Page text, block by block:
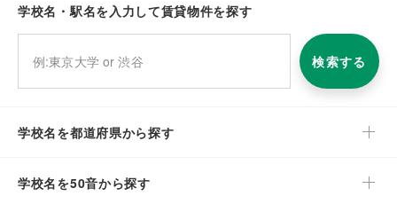
学校名・駅名を入力して賃貸物件を探す
検索する
学校名を都道府県から探す
学校名を50音から探す